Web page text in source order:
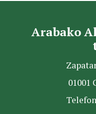
Arabako
01001